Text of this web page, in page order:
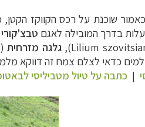
שוכנת על רכס הקווקז
טבצ'קורי
Lilium
),גלגה מזרחית(
כדאי לצלם צמח זה דווקא
| כתבה על טיול מטביליסי